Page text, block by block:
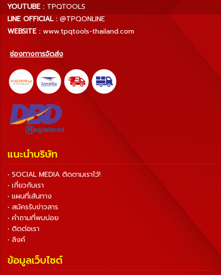
YOUTUBE : TPQTOOLS
LINE OFFICIAL : @TPQONLINE
WEBSITE : www.tpqtools-thailand.com
ช่องทางการจัดส่ง
แนะนำบริษัท
• SOCIAL MEDIA ติดตามเราไว้!
• เกี่ยวกับเรา
• แผนที่เส้นทาง
• สมัครรับข่าวสาร
• คำถามที่พบบ่อย
• ติดต่อเรา
• ลิงค์
ข้อมูลเว็บไซต์